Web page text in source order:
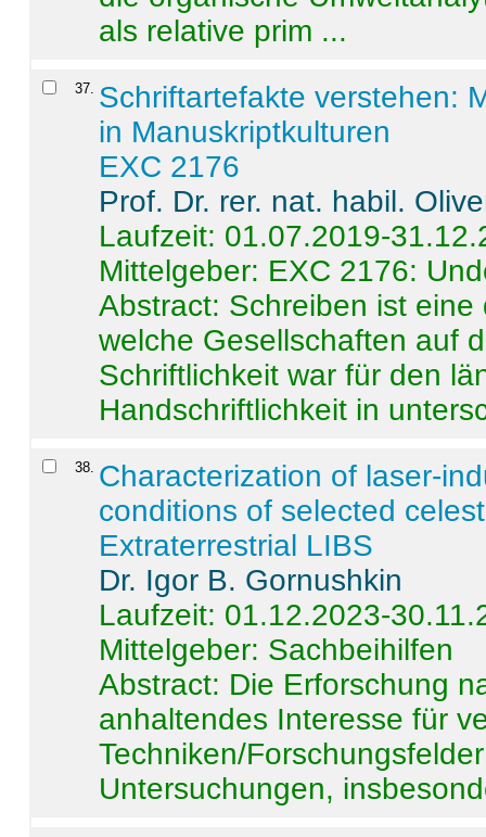
als relative prim ...
37. Schriftartefakte verstehen:
in Manuskriptkulturen
EXC 2176
Prof. Dr. rer. nat. habil.
Laufzeit: 01.07.2019-
Mittelgeber: EXC 2176:
Abstract: Schreiben ist
welche Gesellschaften auf
Schriftlichkeit war für den
Handschriftlichkeit in
38. Characterization of laser-
conditions of selected
Extraterrestrial LIBS
Dr. Igor B. Gornushkin
Laufzeit: 01.12.2023-
Mittelgeber: Sachbeihilfen
Abstract: Die Erforschung
anhaltendes Interesse für
Techniken/
Untersuchungen,